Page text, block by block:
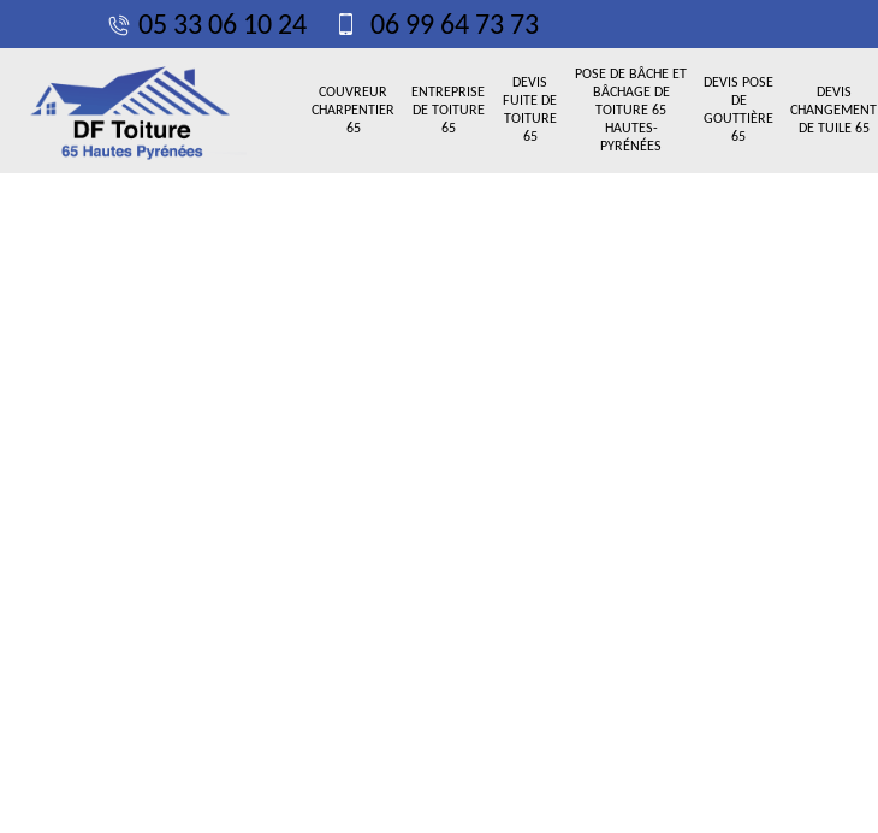
05 33 06 10 24 06 99 64 73 73
COUVREUR
CHARPENTIER
65
ENTREPRISE
DE TOITURE
65
DEVIS
FUITE DE
TOITURE
65
POSE DE BÂCHE ET
BÂCHAGE DE
TOITURE 65
HAUTES-
PYRÉNÉES
DEVIS POSE
DE
GOUTTIÈRE
65
DEVIS
CHANGEMENT
DE TUILE 65